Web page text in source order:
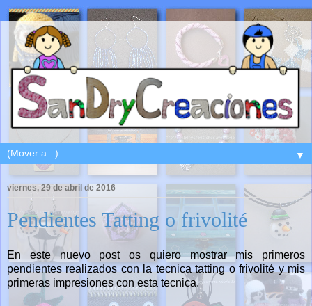
▼
viernes, 29 de abril de 2016
Pendientes Tatting o frivolité
En este nuevo post os quiero mostrar mis primeros
pendientes realizados con la tecnica tatting o frivolité y mis
primeras impresiones con esta tecnica.